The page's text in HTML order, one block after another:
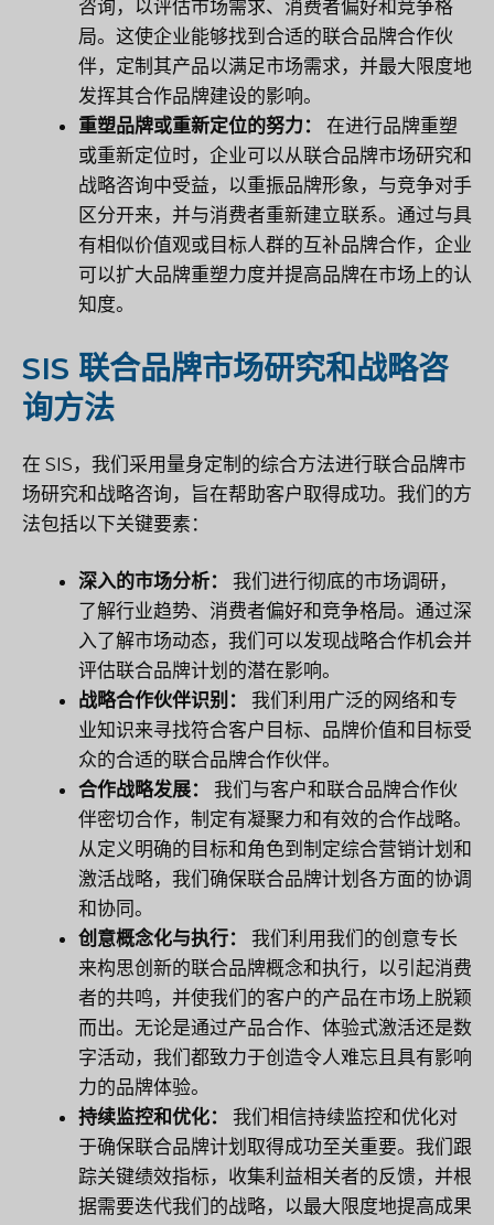
咨询，以评估市场需求、消费者偏好和竞争格
局。这使企业能够找到合适的联合品牌合作伙
伴，定制其产品以满足市场需求，并最大限度地
发挥其合作品牌建设的影响。
重塑品牌或重新定位的努力：
在进行品牌重塑
或重新定位时，企业可以从联合品牌市场研究和
战略咨询中受益，以重振品牌形象，与竞争对手
区分开来，并与消费者重新建立联系。通过与具
有相似价值观或目标人群的互补品牌合作，企业
可以扩大品牌重塑力度并提高品牌在市场上的认
知度。
SIS 联合品牌市场研究和战略咨
询方法
在 SIS，我们采用量身定制的综合方法进行联合品牌市
场研究和战略咨询，旨在帮助客户取得成功。我们的方
法包括以下关键要素：
深入的市场分析：
我们进行彻底的市场调研，
了解行业趋势、消费者偏好和竞争格局。通过深
入了解市场动态，我们可以发现战略合作机会并
评估联合品牌计划的潜在影响。
战略合作伙伴识别：
我们利用广泛的网络和专
业知识来寻找符合客户目标、品牌价值和目标受
众的合适的联合品牌合作伙伴。
合作战略发展：
我们与客户和联合品牌合作伙
伴密切合作，制定有凝聚力和有效的合作战略。
从定义明确的目标和角色到制定综合营销计划和
激活战略，我们确保联合品牌计划各方面的协调
和协同。
创意概念化与执行：
我们利用我们的创意专长
来构思创新的联合品牌概念和执行，以引起消费
者的共鸣，并使我们的客户的产品在市场上脱颖
而出。无论是通过产品合作、体验式激活还是数
字活动，我们都致力于创造令人难忘且具有影响
力的品牌体验。
持续监控和优化：
我们相信持续监控和优化对
于确保联合品牌计划取得成功至关重要。我们跟
踪关键绩效指标，收集利益相关者的反馈，并根
据需要迭代我们的战略，以最大限度地提高成果